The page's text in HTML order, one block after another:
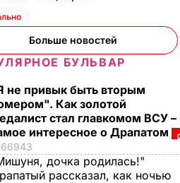
Смешайте это с
мукой – и целая гора
мягких, словно пух,
пирожков готова.
Самый лучший
Больше новостей
БУЛЬВАР
не привык быть вторым
Как золотой
стал главкомом ВСУ –
интересное о Драпатом
66943
дочка родилась!"
рассказал, как ночью